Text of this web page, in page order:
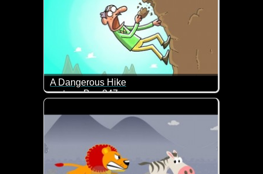
A Dangerous Hike
cartoon Box 247